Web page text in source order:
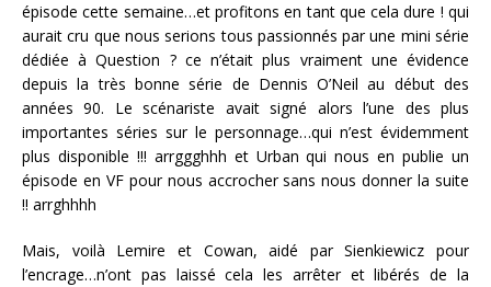
épisode cette semaine…et profitons en tant que cela dure ! qui
aurait cru que nous serions tous passionnés par une mini série
dédiée à Question ? ce n’était plus vraiment une évidence
depuis la très bonne série de Dennis O’Neil au début des
années 90. Le scénariste avait signé alors l’une des plus
importantes séries sur le personnage…qui n’est évidemment
plus disponible !!! arrggghhh et Urban qui nous en publie un
épisode en VF pour nous accrocher sans nous donner la suite
!! arrghhhh
Mais, voilà Lemire et Cowan, aidé par Sienkiewicz pour
l’encrage…n’ont pas laissé cela les arrêter et libérés de la